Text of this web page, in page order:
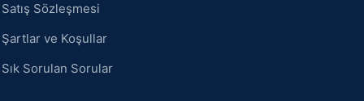
Satış Sözleşmesi
Şartlar ve Koşullar
Sık Sorulan Sorular